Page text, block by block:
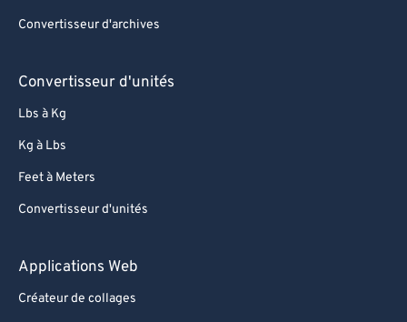
Convertisseur d'archives
Convertisseur d'unités
Lbs à Kg
Kg à Lbs
Feet à Meters
Convertisseur d'unités
Applications Web
Créateur de collages